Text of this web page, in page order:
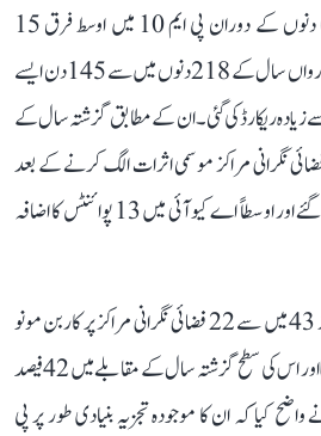
انہوں نے دعویٰ کیا کہ ان 69 دنوں کے دوران پی ایم 10 میں اوسط فرق 15
مائیکروگرام فی مکعب میٹر رہا، جبکہ رواں سال کے 218 دنوں میں سے 145 دن ایسے
ریکارڈ کی گئی۔ ان کے مطابق گزشتہ سال کے
و شمار رکھنے والے تمام 29 فضائی نگرانی مراکز موسمی اثرات الگ کرنے کے بعد
گزشتہ سال سے زیادہ آلودہ پائے گئے اور اوسطاً اے کیو آئی میں 13 پوائنٹس کا اضافہ
اجے ماکن نے مزید کہا کہ اس روز 43 میں سے 22 فضائی نگرانی مراکز پر کاربن مونو
آکسائیڈ سب سے بڑا آلودہ عنصر رہا اور اس کی سطح گزشتہ سال کے مقابلے میں 42 فیصد
واضح کیا کہ ان کا موجودہ تجزیہ بنیادی طور پر پی